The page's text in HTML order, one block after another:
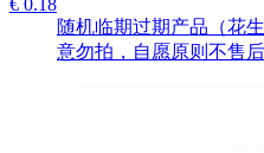
随机临期过期产品（花
意勿拍，自愿原则不售